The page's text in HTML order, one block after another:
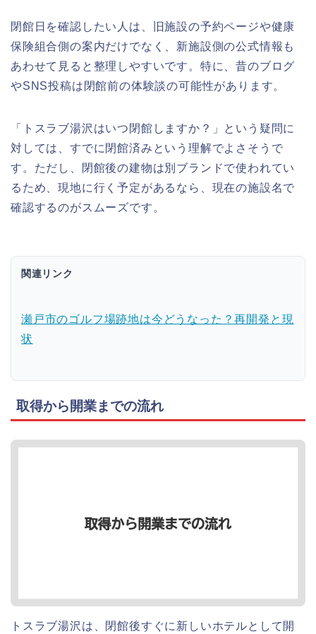
閉館日を確認したい人は、旧施設の予約ページや健康
保険組合側の案内だけでなく、新施設側の公式情報も
あわせて見ると整理しやすいです。特に、昔のブログ
やSNS投稿は閉館前の体験談の可能性があります。
「トスラブ湯沢はいつ閉館しますか？」という疑問に
対しては、すでに閉館済みという理解でよさそうで
す。ただし、閉館後の建物は別ブランドで使われてい
るため、現地に行く予定があるなら、現在の施設名で
確認するのがスムーズです。
関連リンク
瀬戸市のゴルフ場跡地は今どうなった？再開発と現
状
取得から開業までの流れ
トスラブ湯沢は、閉館後すぐに新しいホテルとして開